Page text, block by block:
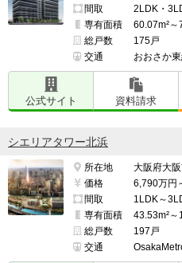
間取
2LDK・
専有面積
60.07m²～
総戸数
175戸
交通
おおさか
公式サイト 資料請求
シエリアタワー北浜
所在地
大阪府大
価格
6,790万円
間取
1LDK～
専有面積
43.53m²～
総戸数
197戸
交通